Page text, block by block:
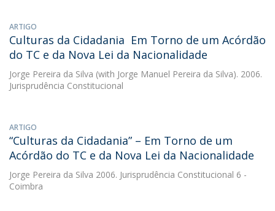
ARTIGO
Culturas da Cidadania  Em Torno de um Acórdão
do TC e da Nova Lei da Nacionalidade
Jorge Pereira da Silva (with Jorge Manuel Pereira da Silva). 2006.
Jurisprudência Constitucional
ARTIGO
“Culturas da Cidadania” – Em Torno de um
Acórdão do TC e da Nova Lei da Nacionalidade
Jorge Pereira da Silva 2006. Jurisprudência Constitucional 6 -
Coimbra